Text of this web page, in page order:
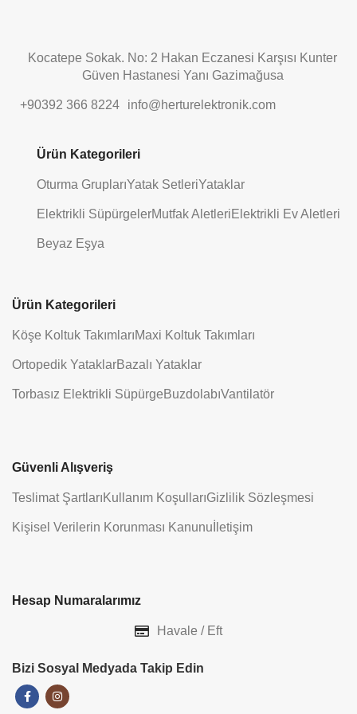
Kocatepe Sokak. No: 2 Hakan Eczanesi Karşısı Kunter
Güven Hastanesi Yanı Gazimağusa
+90392 366 8224 info@herturelektronik.com
Ürün Kategorileri
Oturma GruplarıYatak SetleriYataklar
Elektrikli SüpürgelerMutfak AletleriElektrikli Ev Aletleri
Beyaz Eşya
Ürün Kategorileri
Köşe Koltuk TakımlarıMaxi Koltuk Takımları
Ortopedik YataklarBazalı Yataklar
Torbasız Elektrikli SüpürgeBuzdolabıVantilatör
Güvenli Alışveriş
Teslimat ŞartlarıKullanım KoşullarıGizlilik Sözleşmesi
Kişisel Verilerin Korunması Kanunu İletişim
Hesap Numaralarımız
Havale / Eft
Bizi Sosyal Medyada Takip Edin